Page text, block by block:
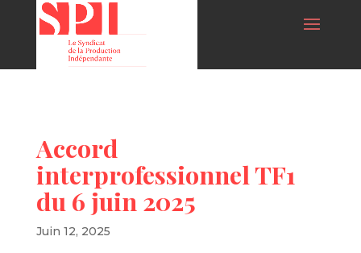
Accord
interprofessionnel TF1
du 6 juin 2025
Juin 12, 2025